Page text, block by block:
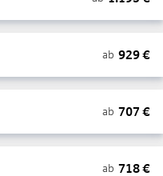
ab 929€
ab 707 €
ab 718€